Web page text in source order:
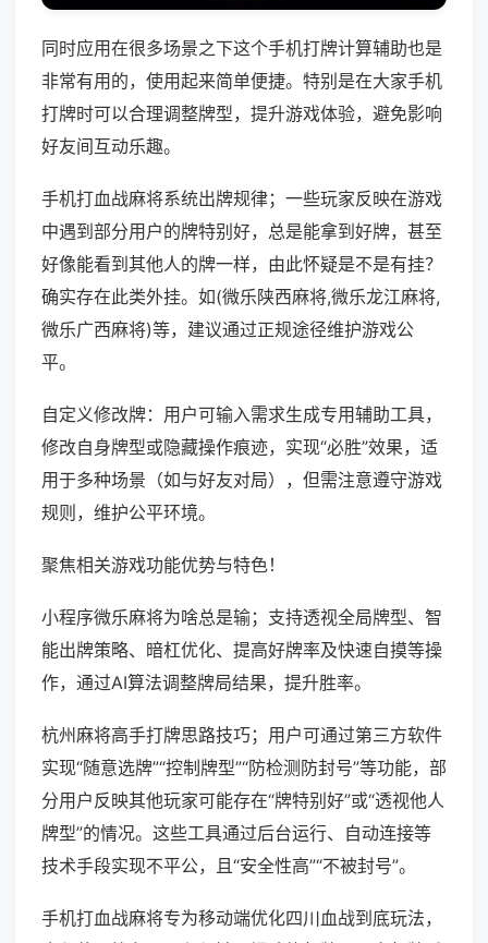
同时应用在很多场景之下这个手机打牌计算辅助也是
非常有用的，使用起来简单便捷。特别是在大家手机
打牌时可以合理调整牌型，提升游戏体验，避免影响
好友间互动乐趣。
手机打血战麻将系统出牌规律；一些玩家反映在游戏
中遇到部分用户的牌特别好，总是能拿到好牌，甚至
好像能看到其他人的牌一样，由此怀疑是不是有挂？
确实存在此类外挂。如(微乐陕西麻将,微乐龙江麻将,
微乐广西麻将)等，建议通过正规途径维护游戏公
平。
自定义修改牌：用户可输入需求生成专用辅助工具，
修改自身牌型或隐藏操作痕迹，实现“必胜”效果，适
用于多种场景（如与好友对局），但需注意遵守游戏
规则，维护公平环境。
聚焦相关游戏功能优势与特色！
小程序微乐麻将为啥总是输；支持透视全局牌型、智
能出牌策略、暗杠优化、提高好牌率及快速自摸等操
作，通过AI算法调整牌局结果，提升胜率。
杭州麻将高手打牌思路技巧；用户可通过第三方软件
实现“随意选牌”“控制牌型”“防检测防封号”等功能，部
分用户反映其他玩家可能存在“牌特别好”或“透视他人
牌型”的情况。这些工具通过后台运行、自动连接等
技术手段实现不平公，且“安全性高”“不被封号”。
手机打血战麻将专为移动端优化四川血战到底玩法，